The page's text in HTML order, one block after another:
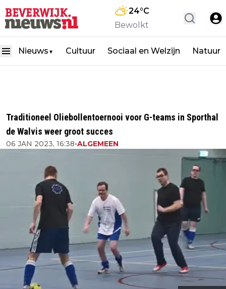
24°C
Bewolkt
Nieuws ▼ Cultuur Sociaal en Welzijn Natuur
Traditioneel Oliebollentoernooi voor G-teams in Sporthal
de Walvis weer groot succes
06 JAN 2023, 16:38•ALGEMEEN